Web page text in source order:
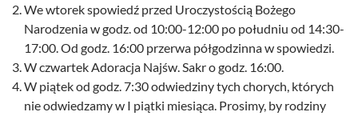
We wtorek spowiedź przed Uroczystością Bożego
Narodzenia w godz. od 10:00-12:00 po południu od 14:30-
17:00. Od godz. 16:00 przerwa półgodzinna w spowiedzi.
W czwartek Adoracja Najśw. Sakr o godz. 16:00.
W piątek od godz. 7:30 odwiedziny tych chorych, których
nie odwiedzamy w I piątki miesiąca. Prosimy, by rodziny